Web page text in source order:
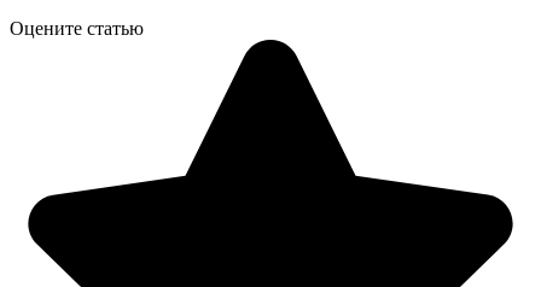
Оцените статью